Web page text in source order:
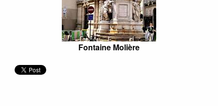
Fontaine Molière